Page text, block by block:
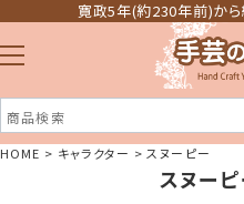
寛政5年(約230年前)か
注文
HOME キャラクター スヌーピー
スヌーピ